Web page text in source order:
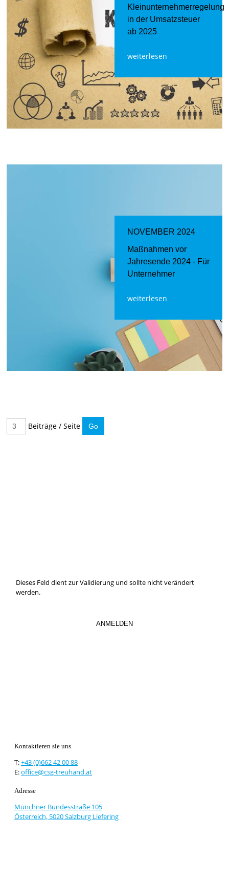
Kleinunternehmerregelung
in der Umsatzsteuer
ab 2025
weiterlesen
NOVEMBER 2024
Maßnahmen vor
Jahresende 2024 - Für
Unternehmer
weiterlesen
Beiträge / Seite
Dieses Feld dient zur Validierung und sollte nicht verändert
werden.
Kontaktieren sie uns
T:+43 (0)662 42 00 88
E:office@csg-treuhand.at
Adresse
Münchner Bundesstraße 105
Österreich, 5020 Salzburg Liefering